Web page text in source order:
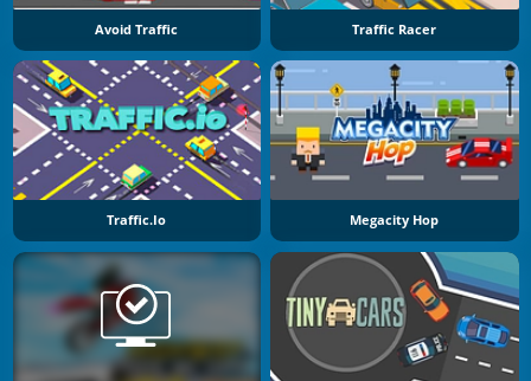
Avoid Traffic Traffic Racer
Traffic.io Megacity Hop